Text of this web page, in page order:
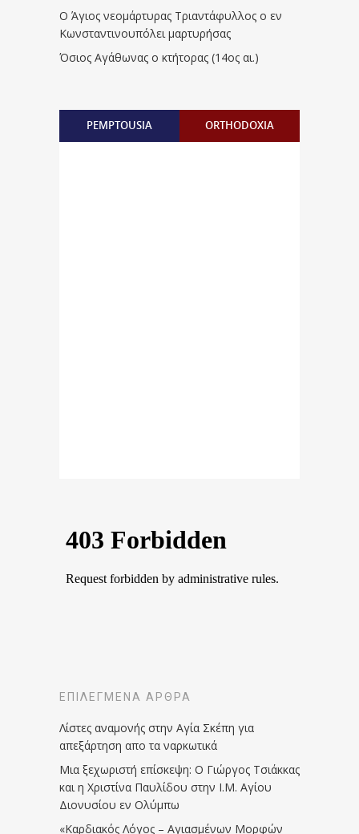
Ο Άγιος νεομάρτυρας Τριαντάφυλλος ο εν
Κωνσταντινουπόλει μαρτυρήσας
Όσιος Αγάθωνας ο κτήτορας (14ος αι.)
PEMPTOUSIA ORTHODOXIA
ΕΠΙΛΕΓΜΈΝΑ ΆΡΘΡΑ
Λίστες αναμονής στην Αγία Σκέπη για
απεξάρτηση απο τα ναρκωτικά
Μια ξεχωριστή επίσκεψη: Ο Γιώργος Τσιάκκας
και η Χριστίνα Παυλίδου στην Ι.Μ. Αγίου
Διονυσίου εν Ολύμπω
«Καρδιακός Λόγος – Αγιασμένων Μορφών